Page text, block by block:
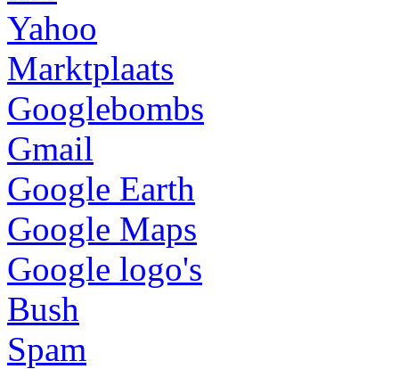
Yahoo
Marktplaats
Googlebombs
Gmail
Google Earth
Google Maps
Google logo's
Bush
Spam